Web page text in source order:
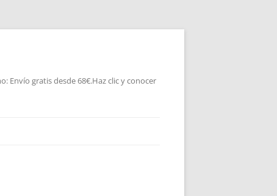
Envío gratis desde 68€.Haz clic y conocer